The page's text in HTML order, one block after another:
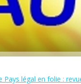
légal en folie :